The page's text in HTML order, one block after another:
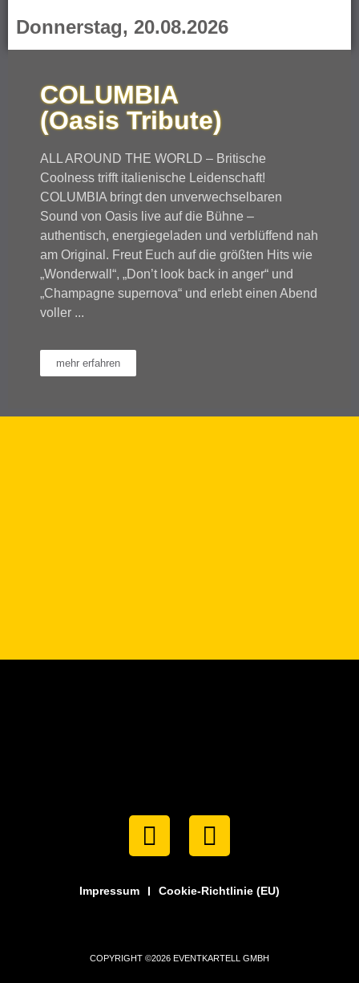
Donnerstag, 20.08.2026
COLUMBIA
(Oasis Tribute)
ALL AROUND THE WORLD – Britische
Coolness trifft italienische Leidenschaft!
COLUMBIA bringt den unverwechselbaren
Sound von Oasis live auf die Bühne –
authentisch, energiegeladen und verblüffend nah
am Original. Freut Euch auf die größten Hits wie
„Wonderwall“, „Don’t look back in anger“ und
„Champagne supernova“ und erlebt einen Abend
voller ...
mehr erfahren
Impressum Cookie-Richtlinie (EU)
COPYRIGHT ©2026 EVENTKARTELL GMBH